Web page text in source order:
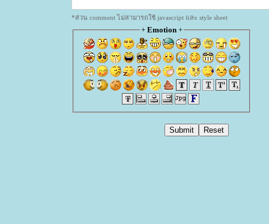
*ส่วน comment ไม่สามารถใช้ javascript และ style sheet
+ Emotion+